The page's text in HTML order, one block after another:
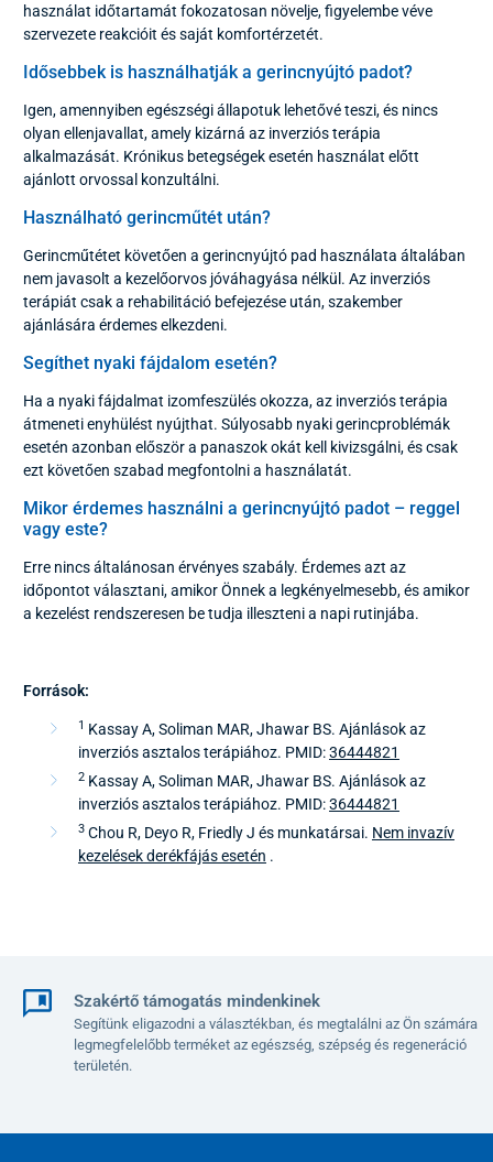
használat időtartamát fokozatosan növelje, figyelembe véve
szervezete reakcióit és saját komfortérzetét.
Idősebbek is használhatják a gerincnyújtó padot?
Igen, amennyiben egészségi állapotuk lehetővé teszi, és nincs
olyan ellenjavallat, amely kizárná az inverziós terápia
alkalmazását. Krónikus betegségek esetén használat előtt
ajánlott orvossal konzultálni.
Használható gerincműtét után?
Gerincműtétet követően a gerincnyújtó pad használata általában
nem javasolt a kezelőorvos jóváhagyása nélkül. Az inverziós
terápiát csak a rehabilitáció befejezése után, szakember
ajánlására érdemes elkezdeni.
Segíthet nyaki fájdalom esetén?
Ha a nyaki fájdalmat izomfeszülés okozza, az inverziós terápia
átmeneti enyhülést nyújthat. Súlyosabb nyaki gerincproblémák
esetén azonban először a panaszok okát kell kivizsgálni, és csak
ezt követően szabad megfontolni a használatát.
Mikor érdemes használni a gerincnyújtó padot – reggel
vagy este?
Erre nincs általánosan érvényes szabály. Érdemes azt az
időpontot választani, amikor Önnek a legkényelmesebb, és amikor
a kezelést rendszeresen be tudja illeszteni a napi rutinjába.
Források:
1 Kassay A, Soliman MAR, Jhawar BS. Ajánlások az
inverziós asztalos terápiához. PMID:36444821
2Kassay A, Soliman MAR, Jhawar BS. Ajánlások az
inverziós asztalos terápiához. PMID:36444821
3Chou R, Deyo R, Friedly J és munkatársai. Nem invazív
kezelések derékfájás esetén .
Szakértő támogatás mindenkinek
Segítünk eligazodni a választékban, és megtalálni az Ön számára
legmegfelelőbb terméket az egészség, szépség és regeneráció
területén.